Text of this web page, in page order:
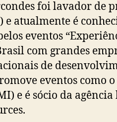
foi lavador de
e atualmente é
eventos
com grandes
de
eventos como
e é sócio da